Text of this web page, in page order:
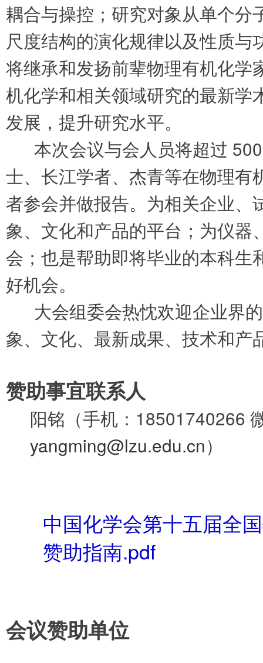
耦合与操控；研究对象从单个分
尺度结构的演化规律以及性质
将继承和发扬前辈物理有机化学
机化学和相关领域研究的最新学
发展，提升研究水平。
本次会议与会人员将超过
士、长江学者、杰青等在物理有
者参会并做报告。为相关企业
象、文化和产品的平台；为仪
会；也是帮助即将毕业的本科生
好机会。
大会组委会热忱欢迎企业界
象、文化、最新成果、技术和产
赞助事宜联系人
阳铭（手机：18501740266
yangming@lzu.edu.cn）
中国化学会第十五届全
赞助指南.pdf
会议赞助单位